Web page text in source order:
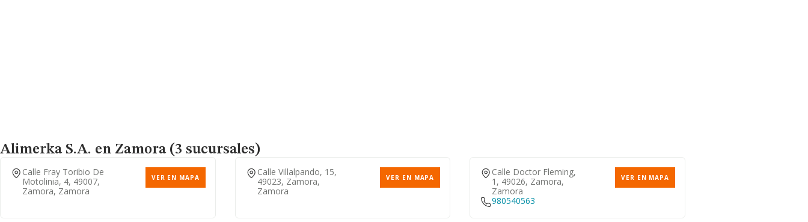
Alimerka S.a. en Zamora (3 sucursales)
Calle Fray Toribio De
Motolinia, 4, 49007,
Zamora, Zamora
VER EN MAPA
Calle Villalpando, 15,
49023, Zamora,
Zamora
VER EN MAPA
Calle Doctor Fleming,
1, 49026, Zamora,
Zamora
VER EN MAPA
980540563